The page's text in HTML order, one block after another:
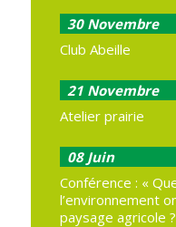
30 Novembre
Club Abeille
21 Novembre
Atelier prairie
08 Juin
Conférence : «
l’environnement
paysage agricole